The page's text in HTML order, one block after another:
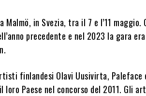
Malmö, in Svezia, tra il 7 e l’11 maggio.
precedente e nel 2023 la gara era
finlandesi Olavi Uusivirta, Paleface
loro Paese nel concorso del 2011. Gli